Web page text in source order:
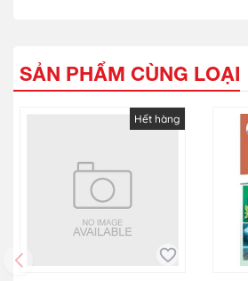
SẢN PHẨM CÙNG LOẠI
Hết hàng